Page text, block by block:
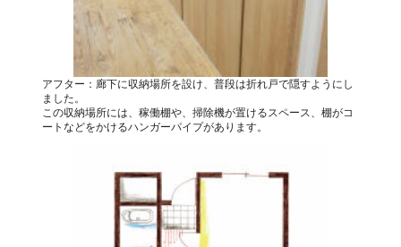
アフター：廊下に収納場所を設け、普段は折れ戸で隠すようにし
ました。
この収納場所には、稼働棚や、掃除機が置けるスペース、棚がコ
ートなどをかけるハンガーパイプがあります。